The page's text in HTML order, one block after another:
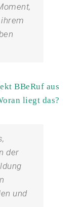
BBeRuf aus
liegt das?
der
und